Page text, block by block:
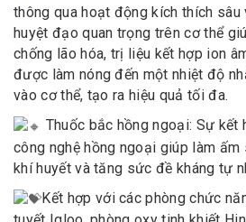
thông qua hoạt động kích thích sâu
huyệt đạo quan trọng trên cơ thể
chống lão hóa, trị liệu kết hợp ion
được làm nóng đến một nhiệt độ
vào cơ thể, tạo ra hiệu quả tối đa.
Thuốc bắc hồng ngoại: Sự
công nghệ hồng ngoại giúp làm
khí huyết và tăng sức đề kháng tự
Kết hợp với các phòng chức